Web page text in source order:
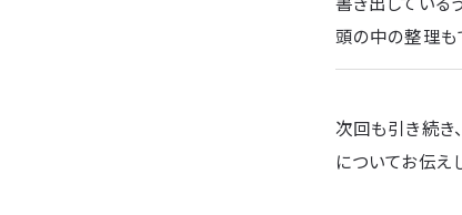
頭の中の整理
次回も引き続き、
についてお伝え